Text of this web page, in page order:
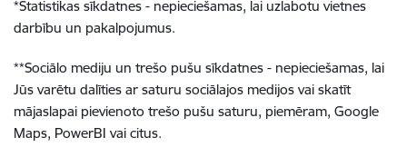
*Statistikas sīkdatnes - nepieciešamas, lai uzlabotu vietnes
darbību un pakalpojumus.
**Sociālo mediju un trešo pušu sīkdatnes - nepieciešamas, lai
Jūs varētu dalīties ar saturu sociālajos medijos vai skatīt
mājaslapai pievienoto trešo pušu saturu, piemēram, Google
Maps, PowerBI vai citus.